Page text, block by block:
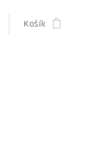
Košík